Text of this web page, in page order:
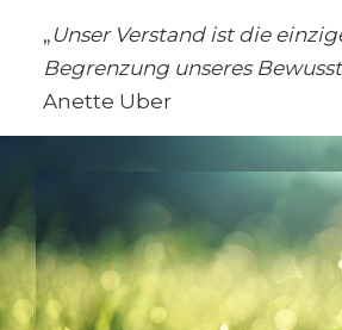
„Unser Verstand ist die
Begrenzung unseres
Anette Uber